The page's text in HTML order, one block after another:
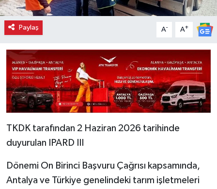
Paylaş A- A+
TKDK tarafından 2 Haziran 2026 tarihinde
duyurulan IPARD III
Dönemi On Birinci Başvuru Çağrısı kapsamında,
Antalya ve Türkiye genelindeki tarım işletmeleri